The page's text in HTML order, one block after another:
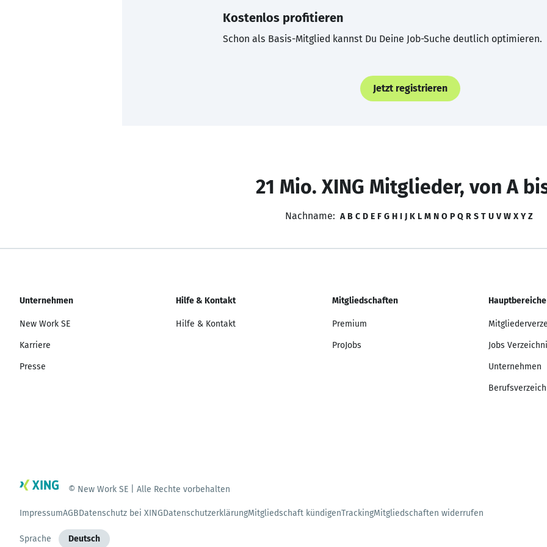
Kostenlos profitieren
Schon als Basis-Mitglied kannst Du Deine Job-Suche deutlich optimieren.
Jetzt registrieren
21 Mio. XING Mitglieder, von A
Nachname: A B C D E F G H I J K L M N O P Q R S T U V W X Y Z
Unternehmen
New Work SE
Karriere
Presse
Hilfe & Kontakt
Hilfe & Kontakt
Mitgliedschaften
Premium
ProJobs
Hauptbereiche
Jobs
Unternehmen
© New Work SE | Alle Rechte vorbehalten
ImpressumAGBDatenschutz bei XINGDatenschutzerklärungMitgliedschaft kündigenTrackingMitgliedschaften widerrufen
Sprache Deutsch